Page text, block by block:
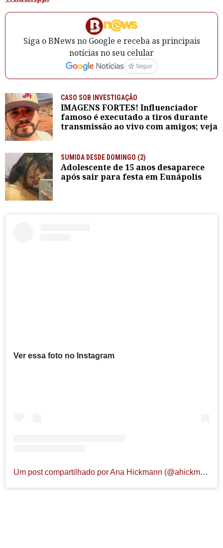
Siga o BNews no Google e receba as principais
notícias no seu celular
CASO SOB INVESTIGAÇÃO
IMAGENS FORTES! Influenciador
famoso é executado a tiros durante
transmissão ao vivo com amigos; veja
SUMIDA DESDE DOMINGO (2)
Adolescente de 15 anos desaparece
após sair para festa em Eunápolis
Ver essa foto no Instagram
Um post compartilhado por Ana Hickmann (@ahickmann)